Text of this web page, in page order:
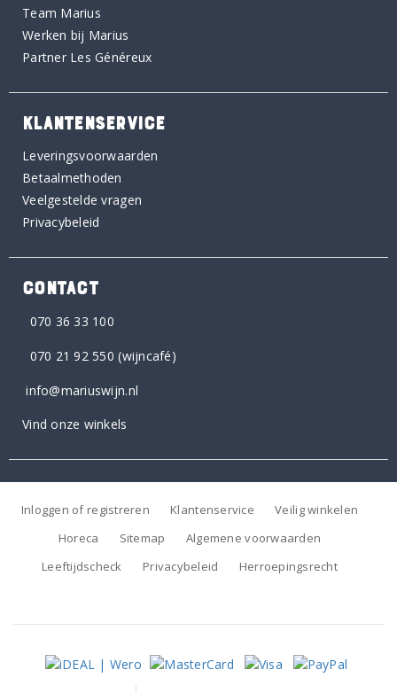
Team Marius
Werken bij Marius
Partner Les Généreux
KLANTENSERVICE
Leveringsvoorwaarden
Betaalmethoden
Veelgestelde vragen
Privacybeleid
CONTACT
070 36 33 100
070 21 92 550 (wijncafé)
info@mariuswijn.nl
Vind onze winkels
Inloggen of registreren Klantenservice
Veilig winkelen
Horeca
Sitemap
Algemene voorwaarden
Leeftijdscheck
Privacybeleid Herroepingsrecht